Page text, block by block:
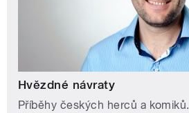
Hvězdné návraty
Příběhy českých herců a komiků.